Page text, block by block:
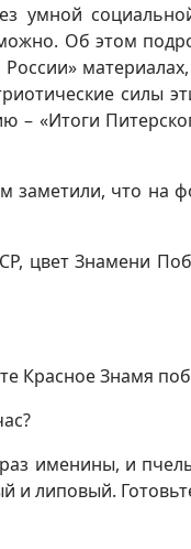
умной
Об этом
силы
– «Итоги
что на
цвет Знамени
Красное Знамя
именины, и
и липовый.